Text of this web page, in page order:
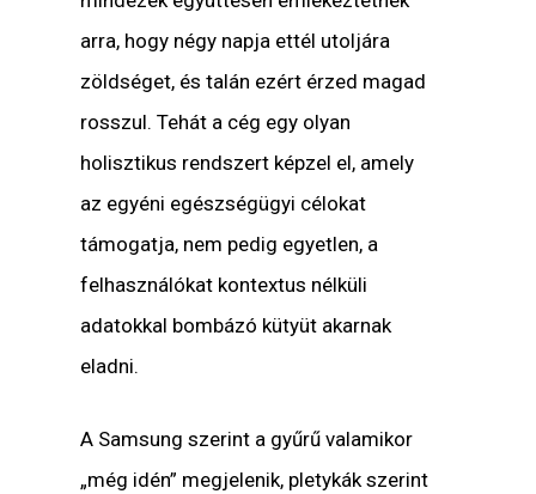
arra, hogy négy napja ettél utoljára
zöldséget, és talán ezért érzed magad
rosszul. Tehát a cég egy olyan
holisztikus rendszert képzel el, amely
az egyéni egészségügyi célokat
támogatja, nem pedig egyetlen, a
felhasználókat kontextus nélküli
adatokkal bombázó kütyüt akarnak
eladni.
A Samsung szerint a gyűrű valamikor
„még idén” megjelenik, pletykák szerint